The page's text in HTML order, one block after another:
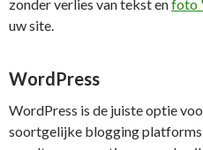
zonder verlies van tekst enfoto
uw site.
WordPress
WordPress is de juiste optie
soortgelijke blogging